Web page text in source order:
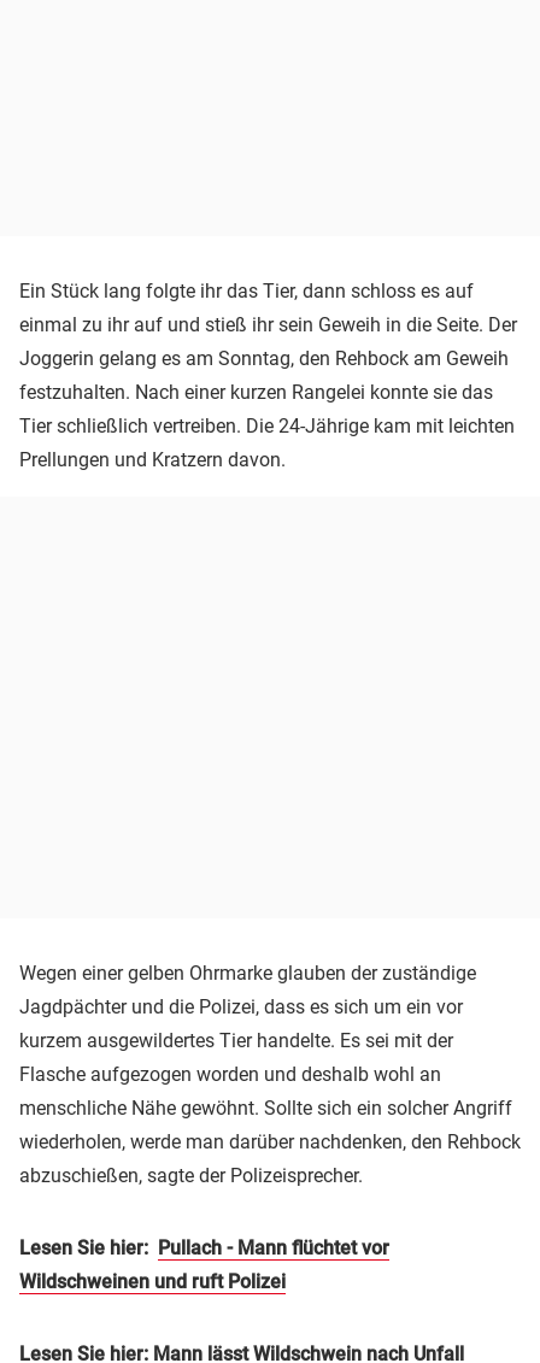
Ein Stück lang folgte ihr das Tier, dann schloss es auf
einmal zu ihr auf und stieß ihr sein Geweih in die Seite. Der
Joggerin gelang es am Sonntag, den Rehbock am Geweih
festzuhalten. Nach einer kurzen Rangelei konnte sie das
Tier schließlich vertreiben. Die 24-Jährige kam mit leichten
Prellungen und Kratzern davon.
Wegen einer gelben Ohrmarke glauben der zuständige
Jagdpächter und die Polizei, dass es sich um ein vor
kurzem ausgewildertes Tier handelte. Es sei mit der
Flasche aufgezogen worden und deshalb wohl an
menschliche Nähe gewöhnt. Sollte sich ein solcher Angriff
wiederholen, werde man darüber nachdenken, den Rehbock
abzuschießen, sagte der Polizeisprecher.
Lesen Sie hier: Pullach - Mann flüchtet vor
Wildschweinen und ruft Polizei
Lesen Sie hier: Mann lässt Wildschwein nach Unfall